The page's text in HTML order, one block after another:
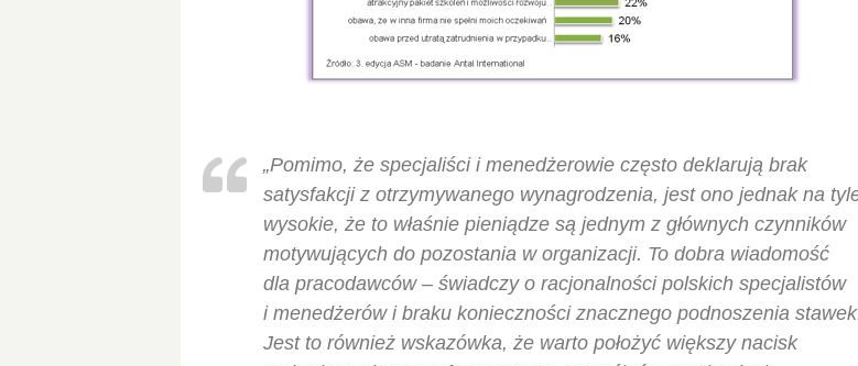
„Pomimo, że specjaliści i menedżerowie często deklarują brak
satysfakcji z otrzymywanego wynagrodzenia, jest ono jednak na
wysokie, że to właśnie pieniądze są jednym z głównych czynników
motywujących do pozostania w organizacji. To dobra wiadomość
dla pracodawców – świadczy o racjonalności polskich specjalistów
i menedżerów i braku konieczności znacznego podnoszenia
Jest to również wskazówka, że warto położyć większy nacisk